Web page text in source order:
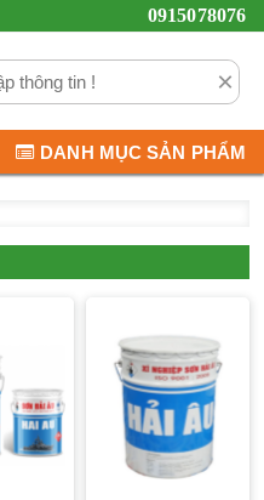
0915078076
×
DANH MỤC SẢN PHẨM